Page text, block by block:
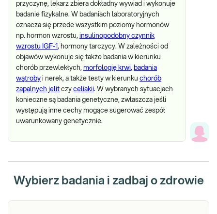
przyczynę, lekarz zbiera dokładny wywiad i wykonuje
badanie fizykalne. W badaniach laboratoryjnych
oznacza się przede wszystkim poziomy hormonów
np. hormon wzrostu, insulinopodobny czynnik
wzrostu IGF-1, hormony tarczycy. W zależności od
objawów wykonuje się także badania w kierunku
chorób przewlekłych, morfologię krwi, badania
wątroby i nerek, a także testy w kierunku chorób
zapalnych jelit czy celiakii. W wybranych sytuacjach
konieczne są badania genetyczne, zwłaszcza jeśli
występują inne cechy mogące sugerować zespół
uwarunkowany genetycznie.
Wybierz badania i zadbaj o zdrowie